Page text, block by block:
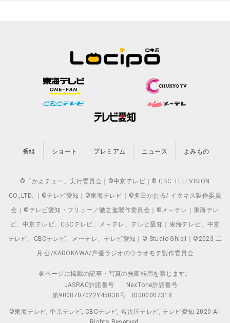
番組 ショート プレミアム ニュース よみもの
©「かよチュー」実行委員会｜©中京テレビ｜© CBC TELEVISION
CO.,LTD. ｜©テレビ愛知｜©東海テレビ｜©多田かおる/ イタキス製作委員
会｜©テレビ愛知・フリュー／徹之進製作委員会｜©メ～テレ｜東海テレ
ビ、中京テレビ、CBCテレビ、メ～テレ、テレビ愛知｜東海テレビ、中京
テレビ、CBCテレビ、メ〜テレ、テレビ愛知｜© Studio Ghibli｜©2023 二
月 公/KADOKAWA/声優ラジオのウラオモテ製作委員会
各ページに掲載の記事・写真の無断転用を禁じます。
JASRAC許諾番号
NexTone許諾番号
第9008707022Y45038号
ID000007318
©東海テレビ, 中京テレビ, CBCテレビ, 名古屋テレビ, テレビ愛知 2020 All